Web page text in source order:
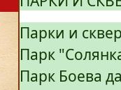
Парки и
Парк
Парк Боева